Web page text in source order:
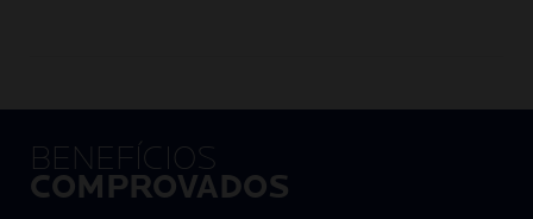
BENEFÍCIOS
COMPROVADOS